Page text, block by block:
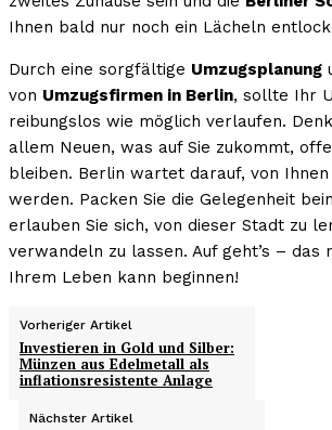
Ihnen bald nur noch ein Lächeln
Durch eine sorgfältige Umzugsplanung
von Umzugsfirmen in Berlin, sollte Ihr
reibungslos wie möglich verlaufen.
allem Neuen, was auf Sie zukommt,
bleiben. Berlin wartet darauf, von
werden. Packen Sie die Gelegenheit
erlauben Sie sich, von dieser Stadt zu
verwandeln zu lassen. Auf geht’s – das
Ihrem Leben kann beginnen!
Vorheriger Artikel
Investieren in Gold und Silber:
Münzen aus Edelmetall als
inflationsresistente Anlage
Nächster Artikel